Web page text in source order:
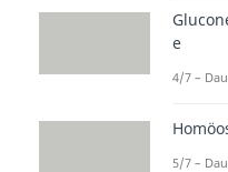
e
4/7 –
5/7 –